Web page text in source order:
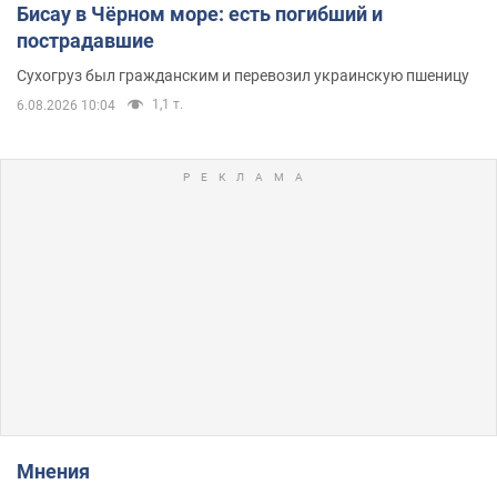
Бисау в Чёрном море: есть погибший и
пострадавшие
Сухогруз был гражданским и перевозил украинскую пшеницу
6.08.2026 10:04 1,1 т.
Мнения